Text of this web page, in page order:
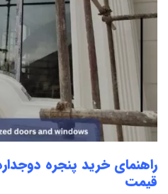
راهنمای خرید پنجره
قیمت